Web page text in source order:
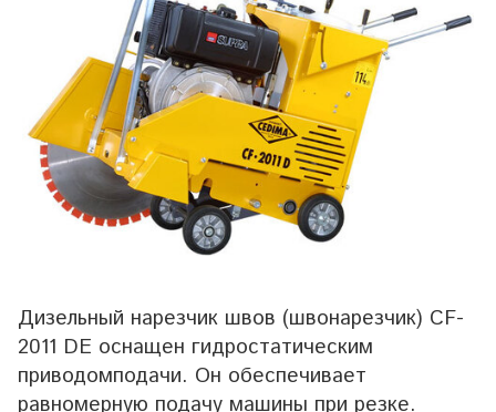
Дизельный нарезчик швов (швонарезчик) CF-
2011 DE оснащен гидростатическим
приводомподачи. Он обеспечивает
равномерную подачу машины при резке.